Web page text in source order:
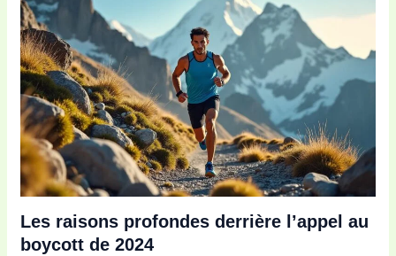
Les raisons profondes derrière l’appel au
boycott de 2024